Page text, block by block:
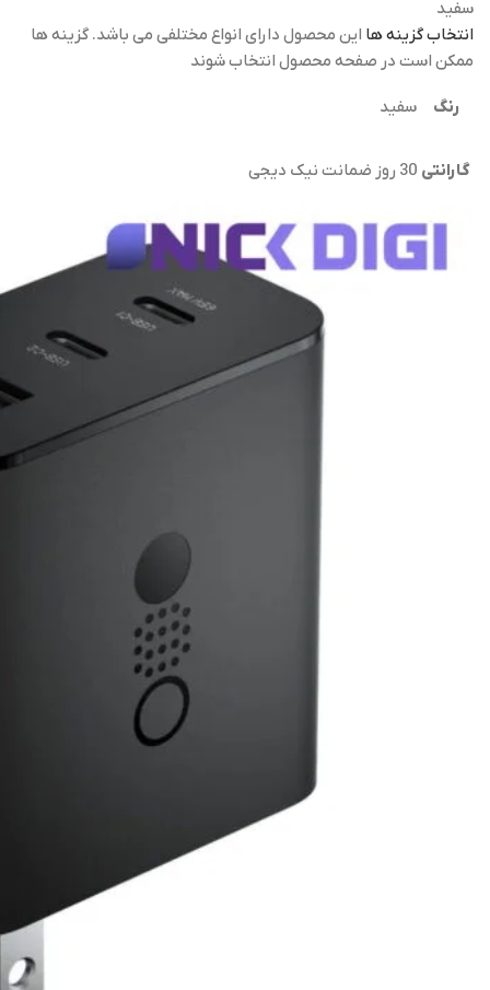
سفید
انتخاب گزینه ها این محصول دارای انواع مختلفی می باشد. گزینه ها
ممکن است در صفحه محصول انتخاب شوند
رنگ سفید
گارانتی 30 روز ضمانت نیک دیجی